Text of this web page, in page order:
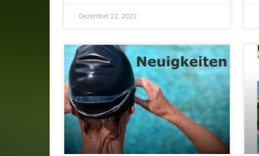
Dezember 22, 2022